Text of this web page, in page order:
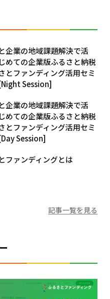
企業の地域課題解決で活
めての企業版ふるさと納税
とファンディング活用セミ
Session]
企業の地域課題解決で活
めての企業版ふるさと納税
とファンディング活用セミ
Session]
ファンディングとは
記事一覧を見る